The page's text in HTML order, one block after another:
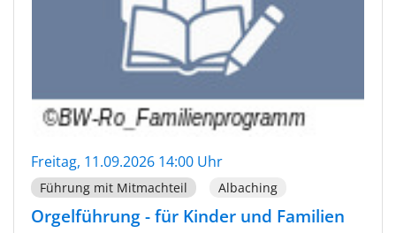
Freitag, 11.09.2026 14:00 Uhr
Führung mit Mitmachteil Albaching
Orgelführung - für Kinder und Familien